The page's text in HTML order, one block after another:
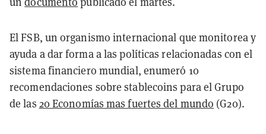
El FSB, un organismo internacional que monitorea y
ayuda a dar forma a las políticas relacionadas con el
sistema financiero mundial, enumeró 10
recomendaciones sobre stablecoins para el Grupo
de las 20 Economías mas fuertes del mundo (G20).